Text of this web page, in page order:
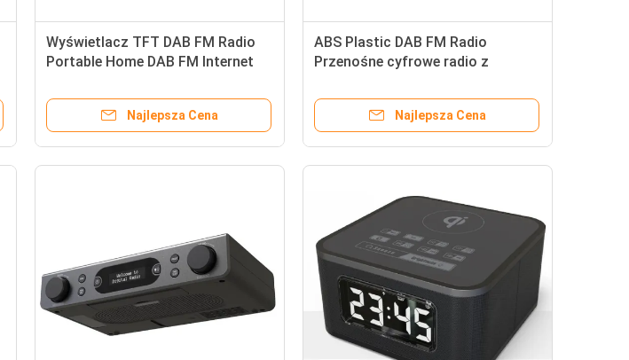
Wyświetlacz TFT DAB FM Radio
Portable Home DAB FM Internet
Najlepsza Cena
ABS Plastic DAB FM Radio
Przenośne cyfrowe radio z
26x15x5CM
Najlepsza Cena